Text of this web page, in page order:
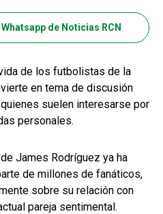
de Noticias RCN
de los futbolistas de la
en tema de discusión
suelen interesarse por
personales.
James Rodríguez ya ha
de millones de fanáticos,
sobre su relación con
pareja sentimental.